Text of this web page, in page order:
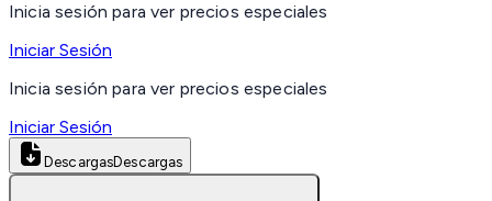
Inicia sesión para ver precios especiales
Iniciar Sesión
Inicia sesión para ver precios especiales
Iniciar Sesión
DescargasDescargas